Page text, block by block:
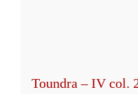
Toundra – IV col.